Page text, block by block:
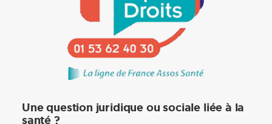
Une question juridique ou sociale liée à la
santé ?